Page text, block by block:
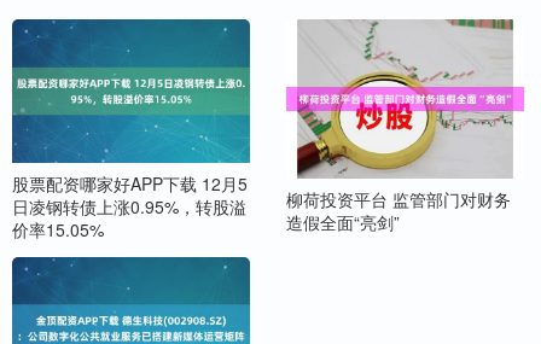
股票配资哪家好APP下载 12月5
日凌钢转债上涨0.95%，转股溢
价率15.05%
柳荷投资平台 监管部门对财务
造假全面“亮剑”